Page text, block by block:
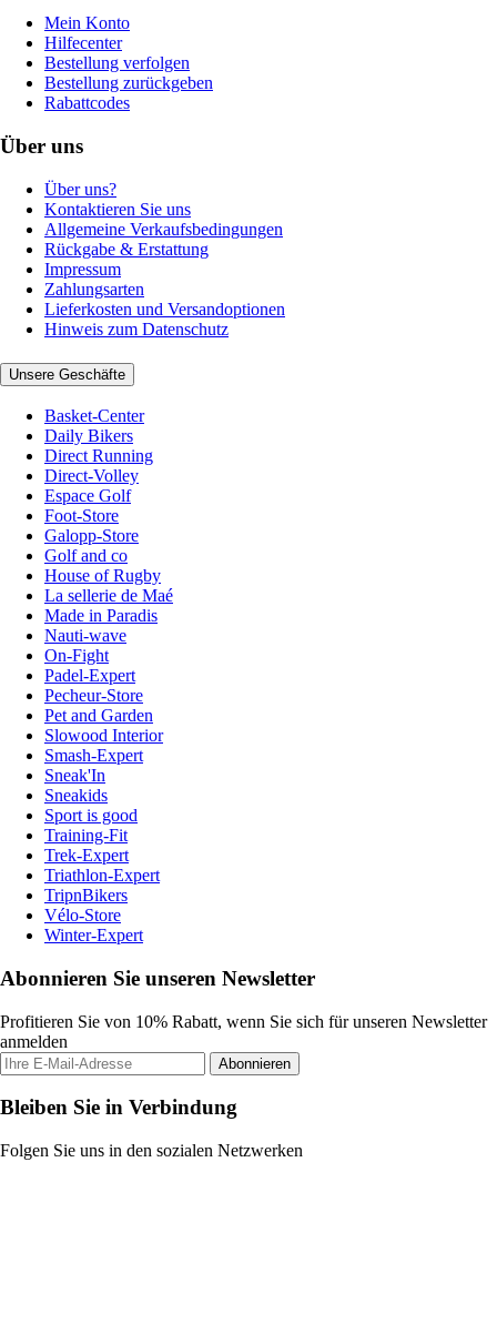
Mein Konto
Hilfecenter
Bestellung verfolgen
Bestellung zurückgeben
Rabattcodes
Über uns
Über uns?
Kontaktieren Sie uns
Allgemeine Verkaufsbedingungen
Rückgabe & Erstattung
Impressum
Zahlungsarten
Lieferkosten und Versandoptionen
Hinweis zum Datenschutz
Unsere Geschäfte
Basket-Center
Daily Bikers
Direct Running
Direct-Volley
Espace Golf
Foot-Store
Galopp-Store
Golf and co
House of Rugby
La sellerie de Maé
Made in Paradis
Nauti-wave
On-Fight
Padel-Expert
Pecheur-Store
Pet and Garden
Slowood Interior
Smash-Expert
Sneak'In
Sneakids
Sport is good
Training-Fit
Trek-Expert
Triathlon-Expert
TripnBikers
Vélo-Store
Winter-Expert
Abonnieren Sie unseren Newsletter
Profitieren Sie von 10% Rabatt, wenn Sie sich für unseren Newsletter
anmelden
Abonnieren
Bleiben Sie in Verbindung
Folgen Sie uns in den sozialen Netzwerken